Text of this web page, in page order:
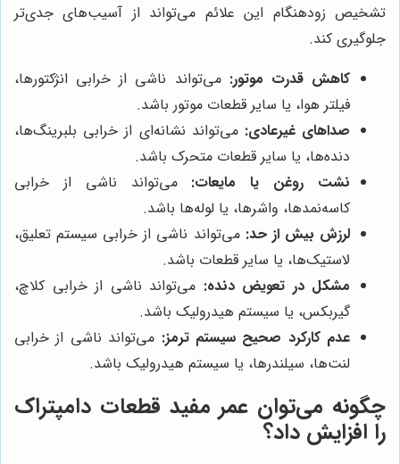
تشخیص زودهنگام این علائم می‌تواند از آسیب‌های جدی‌تر
جلوگیری کند.
کاهش قدرت موتور: می‌تواند ناشی از خرابی انژکتورها،
فیلتر هوا، یا سایر قطعات موتور باشد.
صداهای غیرعادی: می‌تواند نشانه‌ای از خرابی بلبرینگ‌ها،
دنده‌ها، یا سایر قطعات متحرک باشد.
نشت روغن یا مایعات: می‌تواند ناشی از خرابی
کاسه‌نمدها، واشرها، یا لوله‌ها باشد.
لرزش بیش از حد: می‌تواند ناشی از خرابی سیستم تعلیق،
لاستیک‌ها، یا سایر قطعات باشد.
مشکل در تعویض دنده: می‌تواند ناشی از خرابی کلاچ،
گیربکس، یا سیستم هیدرولیک باشد.
عدم کارکرد صحیح سیستم ترمز: می‌تواند ناشی از خرابی
لنت‌ها، سیلندرها، یا سیستم هیدرولیک باشد.
چگونه می‌توان عمر مفید قطعات دامپتراک
را افزایش داد؟